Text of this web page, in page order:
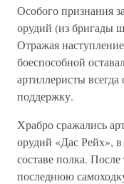
Особого признания
орудий (из бригады
Отражая
боеспособной
артиллеристы
поддержку.
Храбро сражались
орудий «Дас Рейх»,
составе полка. После
последнюю